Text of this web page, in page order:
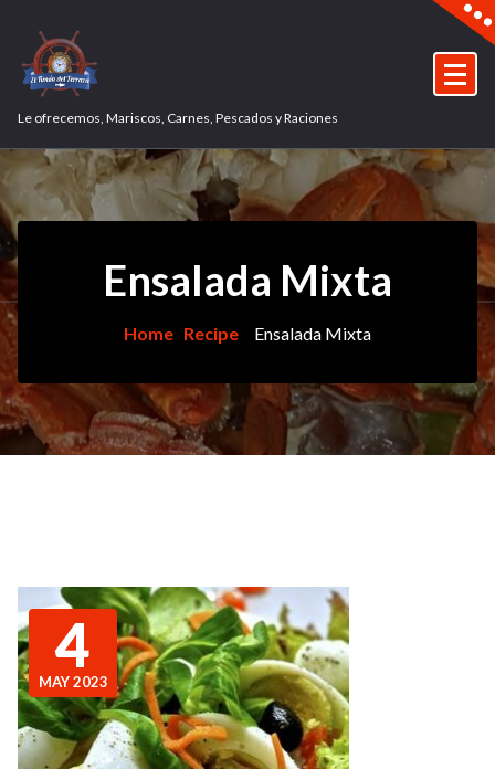
content
Le ofrecemos, Mariscos, Carnes, Pescados y Raciones
Ensalada Mixta
Home Recipe Ensalada Mixta
4
MAY 2023